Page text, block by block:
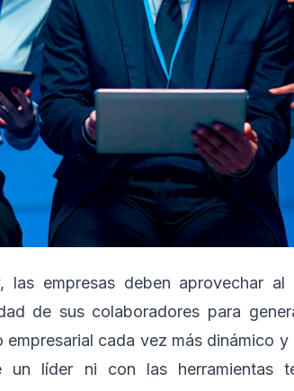
las empresas deben aprovechar
de sus colaboradores para
empresarial cada vez más dinámico
un líder ni con las herramientas